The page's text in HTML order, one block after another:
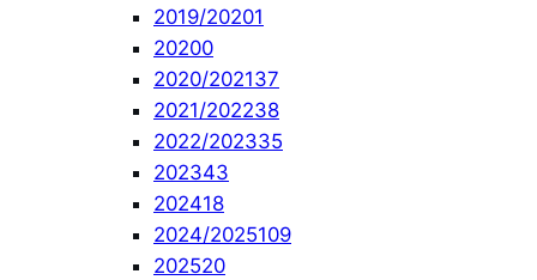
2019/20201
20200
2020/202137
2021/202238
2022/202335
202343
202418
2024/2025109
202520